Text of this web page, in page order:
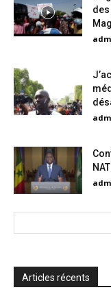
des
Articles récents